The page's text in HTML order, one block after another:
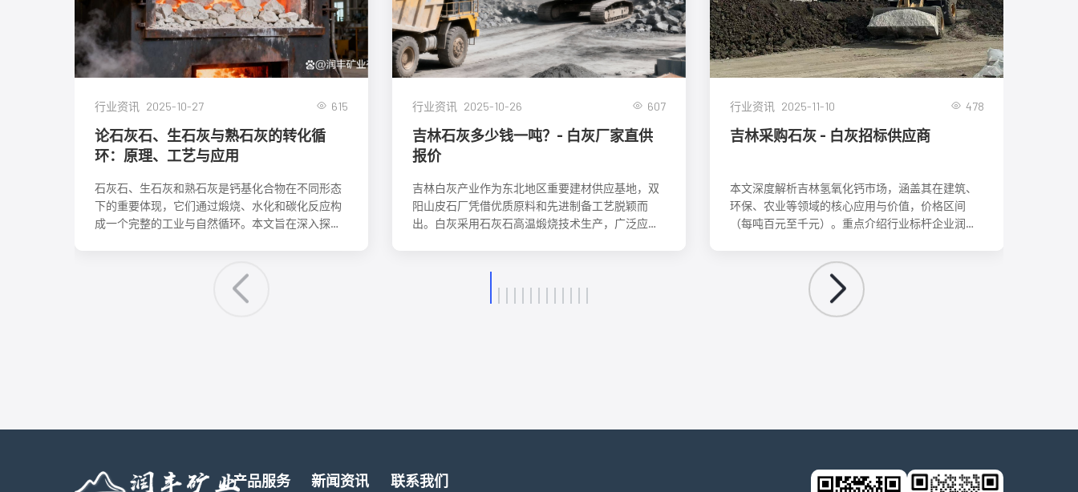
行业资讯 2025-10-27 615
论石灰石、生石灰与熟石灰的转化循
环：原理、工艺与应用
石灰石、生石灰和熟石灰是钙基化合物在不同形态
下的重要体现，它们通过煅烧、水化和碳化反应构
成一个完整的工业与自然循环。本文旨在深入探讨
心应用。理解这一转化循环，对于优化生产工艺、
降低能耗、实现资源可持续利用具有重要意义。
行业资讯 2025-10-26 607
吉林石灰多少钱一吨？- 白灰厂家直供
报价
吉林白灰产业作为东北地区重要建材供应基地，双
阳山皮石厂凭借优质原料和先进制备工艺脱颖而
出。白灰采用石灰石高温煅烧技术生产，广泛应用
行业资讯 2025-11-10 478
吉林采购石灰 - 白灰招标供应商
本文深度解析吉林氢氧化钙市场，涵盖其在建筑、
环保、农业等领域的核心应用与价值，价格区间
（每吨百元至千元）。重点介绍行业标杆企业润丰
者提供从产品选型、供应商选择到安全使用的全方
位参考，助力把握吉林工业发展机遇。
产品服务 新闻资讯 联系我们